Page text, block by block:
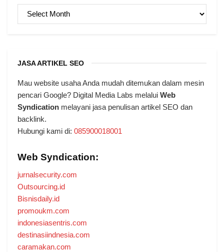
ARSIP
JASA ARTIKEL SEO
Mau website usaha Anda mudah ditemukan dalam mesin
pencari Google? Digital Media Labs melalui Web
Syndication melayani jasa penulisan artikel SEO dan
backlink.
Hubungi kami di: 085900018001
Web Syndication:
jurnalsecurity.com
Outsourcing.id
Bisnisdaily.id
promoukm.com
indonesiasentris.com
destinasiindnesia.com
caramakan.com